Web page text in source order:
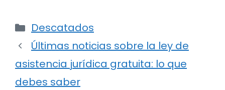
Categorías
Descatados
Últimas noticias sobre la ley de
asistencia jurídica gratuita: lo que
debes saber